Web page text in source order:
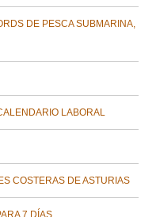
DE PESCA SUBMARINA,
LABORAL
COSTERAS DE ASTURIAS
7 DÍAS.